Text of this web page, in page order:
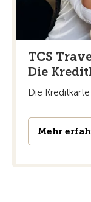
TCS
Die
Die
Mehr